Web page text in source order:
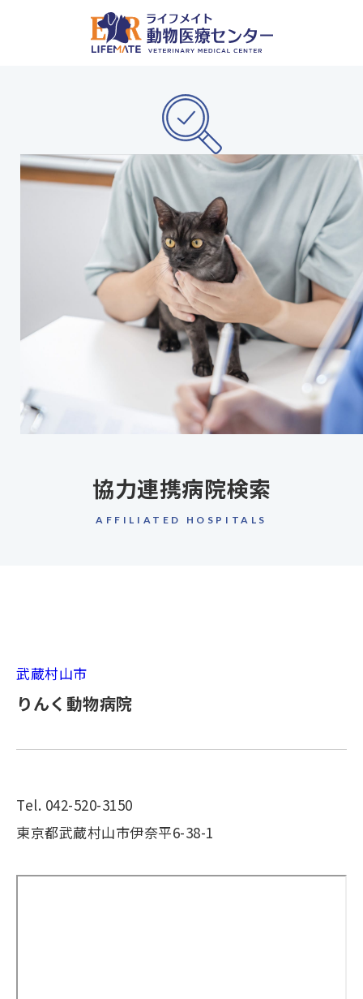
協力連携病院検索
AFFILIATED HOSPITALS
武蔵村山市
りんく動物病院
Tel. 042-520-3150
東京都武蔵村山市伊奈平6-38-1